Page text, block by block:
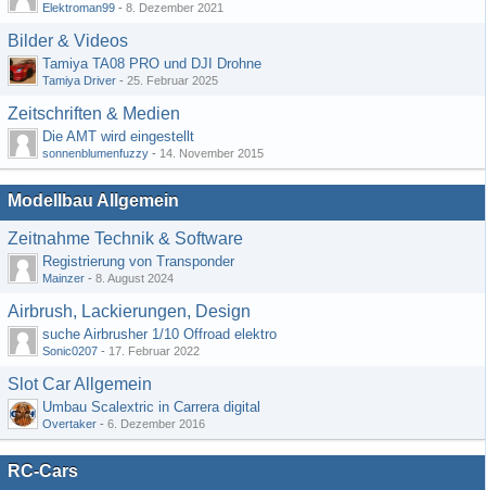
Elektroman99 - 8. Dezember 2021
Bilder & Videos
Tamiya TA08 PRO und DJI Drohne
Tamiya Driver - 25. Februar 2025
Zeitschriften & Medien
Die AMT wird eingestellt
sonnenblumenfuzzy - 14. November 2015
Modellbau Allgemein
Zeitnahme Technik & Software
Registrierung von Transponder
Mainzer - 8. August 2024
Airbrush, Lackierungen, Design
suche Airbrusher 1/10 Offroad elektro
Sonic0207 - 17. Februar 2022
Slot Car Allgemein
Umbau Scalextric in Carrera digital
Overtaker - 6. Dezember 2016
RC-Cars